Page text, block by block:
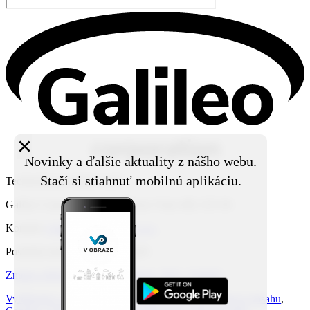
Novinky a ďalšie aktuality z nášho webu.
Stačí si stiahnuť mobilnú aplikáciu.
×
Technický prevádzkovateľ:
Galileo Corporation s.r.o., Čierna Voda 468, 925 06
Kontakt:
Galileo Corporation s.r.o.
Posledná aktualizácia: 7. 8. 2026
Zmena vzhľadu,Štruktúra stránok,RSS,Vytlačiť
Vyhlásenie o prístupnosti
Za obsah zodpovedá správca obsahu,